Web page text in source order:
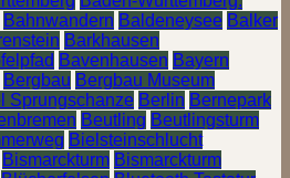
Bahnwandern Baldeneysee Balker
Barkhausen
Bavenhausen Bayern
Bergbau Bergbau Museum
Sprungschanze Berlin Bernepark
Beutling Beutlingsturm
Bielsteinschlucht
Bismarckturm Bismarckturm